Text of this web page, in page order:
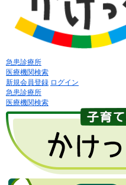
急患診療所
医療機関検索
新規会員登録 ログイン
急患診療所
医療機関検索